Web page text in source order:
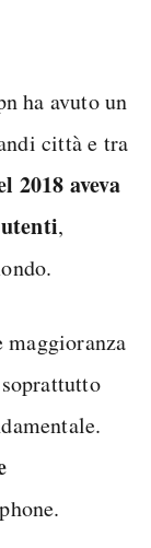
ha avuto un
città e tra
2018 aveva
,